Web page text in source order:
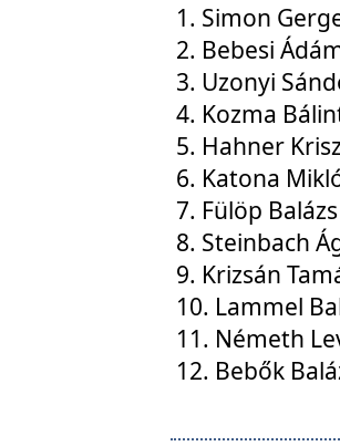
1. Simon
2. Bebesi
3. Uzonyi
4. Kozma
5. Hahner
6. Katona
7. Fülöp Balázs
8. Steinbach
9. Krizsán
10. Lammel
11. Németh
12. Bebők